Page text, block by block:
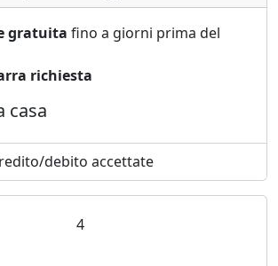
gratuita fino a giorni prima del
richiesta
casa
debito accettate
4